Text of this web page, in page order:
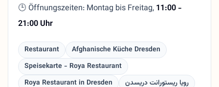
🕒 Öffnungszeiten: Montag bis Freitag,11:00 -
21:00 Uhr
Restaurant
Afghanische Küche Dresden
Speisekarte - Roya Restaurant
Roya Restaurant in Dresden
رويا ريستورانت دريسدن